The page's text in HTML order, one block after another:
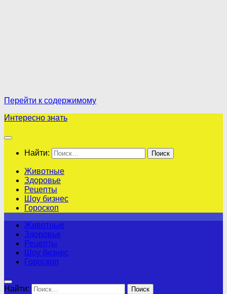
Перейти к содержимому
Интересно знать
Найти:
Животные
Здоровье
Рецепты
Шоу бизнес
Гороскоп
Животные
Здоровье
Рецепты
Шоу бизнес
Гороскоп
Найти: